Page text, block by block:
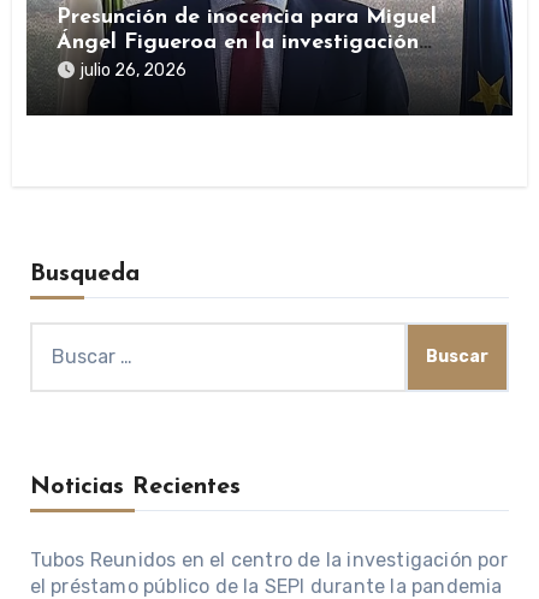
Presunción de inocencia para Miguel
Ángel Figueroa en la investigación
sobre SEPI
julio 26, 2026
Busqueda
Noticias Recientes
Tubos Reunidos en el centro de la investigación por
el préstamo público de la SEPI durante la pandemia